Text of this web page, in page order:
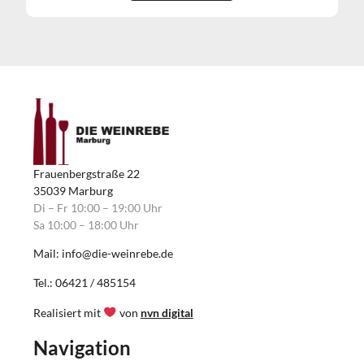
Frauenbergstraße 22
35039 Marburg
Di – Fr 10:00 – 19:00 Uhr
Sa 10:00 – 18:00 Uhr
Mail: info@die-weinrebe.de
Tel.: 06421 / 485154
Realisiert mit von nvn digital
Navigation